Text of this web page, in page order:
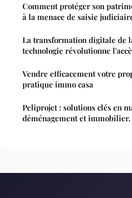
Comment protéger son
à la menace de saisie
La transformation digitale de
technologie révolutionne
Vendre efficacement votre
pratique immo casa
Peliprojet : solutions clés en
déménagement et immobilier.